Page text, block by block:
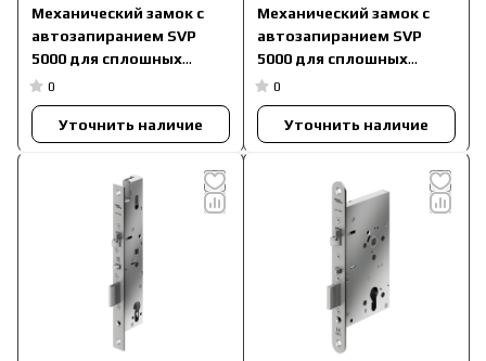
Механический замок с
автозапиранием SVP
5000 для сплошных
дверей с притвором
0
Уточнить наличие
Механический замок с
автозапиранием SVP
5000 для сплошных
дверей без притвора
0
Уточнить наличие